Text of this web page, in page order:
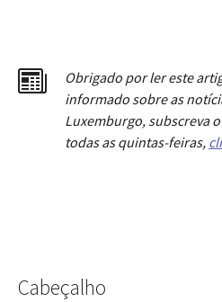
Obrigado por ler este
informado sobre as
Luxemburgo, subscreva
todas as quintas-feiras,
Cabeçalho